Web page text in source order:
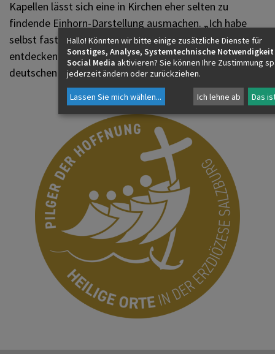
Kapellen lässt sich eine in Kirchen eher selten zu
findende Einhorn-Darstellung ausmachen. „Ich habe
selbst fast sechs Monate gebraucht, um es zu
entdecken. Es ist wohl ähnlich wie beim Einhornaltar im
deutschen Erfurt ein christliches Symbol für Jesus.“
Hallo! Könnten wir bitte einige zusätzliche Dienste für
Sonstiges, Analyse, Systemtechnische
Social Media aktivieren? Sie können Ihre Zustimmung
jederzeit ändern oder zurückziehen.
Lassen Sie mich wählen... Ich lehne ab Das